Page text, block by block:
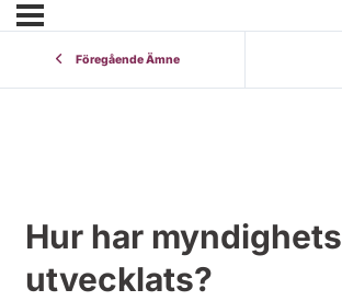
Föregående Ämne
Hur har
utvecklats?